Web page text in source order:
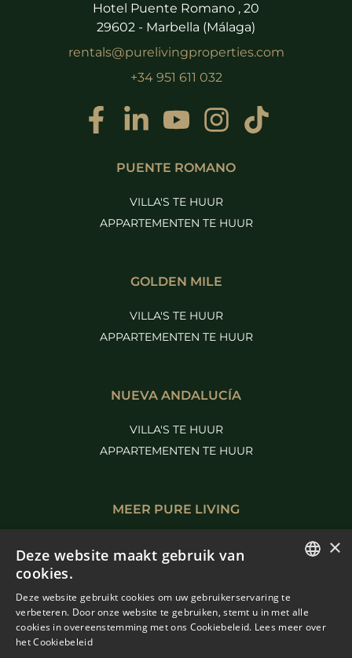
Hotel Puente Romano , 20
29602 - Marbella (Málaga)
rentals@purelivingproperties.com
+34 951 611 032
PUENTE ROMANO
VILLA'S TE HUUR
APPARTEMENTEN TE HUUR
GOLDEN MILE
VILLA'S TE HUUR
APPARTEMENTEN TE HUUR
NUEVA ANDALUCÍA
VILLA'S TE HUUR
APPARTEMENTEN TE HUUR
MEER PURE LIVING
MARBELLA TE KOOP
SPANISH
×
Deze website maakt gebruik van
cookies.
Deze website gebruikt cookies om uw gebruikerservaring te
verbeteren. Door onze website te gebruiken, stemt u in met alle
cookies in overeenstemming met ons Cookiebeleid. Lees meer over
het Cookiebeleid